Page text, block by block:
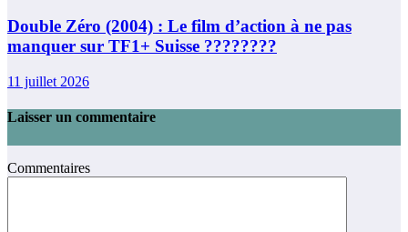
Double Zéro (2004) : Le film d’action à ne pas
manquer sur TF1+ Suisse ????????
11 juillet 2026
Laisser un commentaire
Commentaires